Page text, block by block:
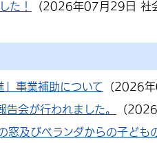
た！ （2026年07月29日 社
事業補助について （2026年
告会が行われました。 （
窓及びベランダからの子ども